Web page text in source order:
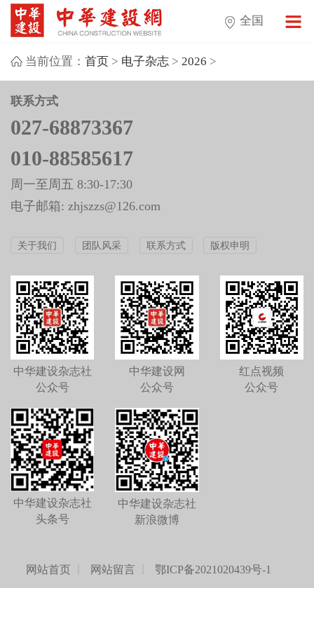
全国
当前位置： 首页> 电子杂志> 2026 >
联系方式
027-68873367
010-88585617
周一至周五 8:30-17:30
电子邮箱: zhjszzs@126.com
关于我们 团队风采 联系方式 版权申明
中华建设杂志社
公众号
中华建设网
公众号
红点视频
公众号
中华建设杂志社
头条号
中华建设杂志社
新浪微博
网站首页 网站留言 鄂ICP备2021020439号-1